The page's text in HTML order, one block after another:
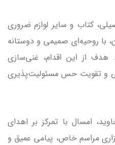
کتاب و سایر لوازم ضروری
با روحیه‌ای صمیمی و دوستانه
از این اقدام، غنی‌سازی
و تقویت حس مسئولیت‌پذیری
امسال با تمرکز بر اهدای
مراسم خاص، پیامی عمیق و